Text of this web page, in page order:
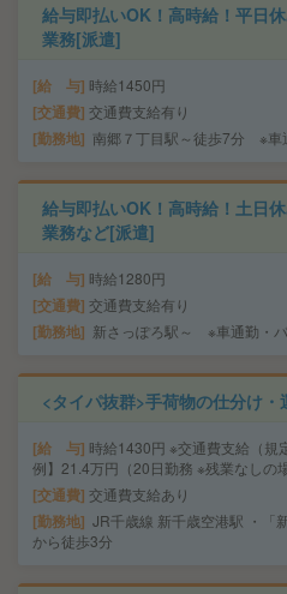
給与即払いOK！高時給！平日
業務[派遣]
給 与 時給1450円
交通費 交通費支給有り
勤務地 南郷７丁目駅～徒歩7分 ※車
給与即払いOK！高時給！土日
業務など[派遣]
給 与 時給1280円
交通費 交通費支給有り
勤務地 新さっぽろ駅～ ※車通勤・
<タイパ抜群>手荷物の仕分け
給 与 時給1430円 ※交通費支給（規
例】21.4万円（20日勤務 ※残業なしの場
交通費 交通費支給あり
勤務地 JR千歳線 新千歳空港駅 ・「
から徒歩3分